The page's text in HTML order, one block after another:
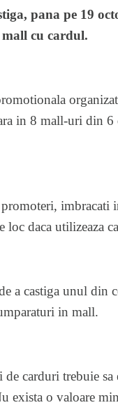
pana pe 19
mall cu cardul.
in 8 mall-uri din
imbracati
daca utilizeaza
a castiga unul din
in mall.
carduri trebuie
exista o valoare